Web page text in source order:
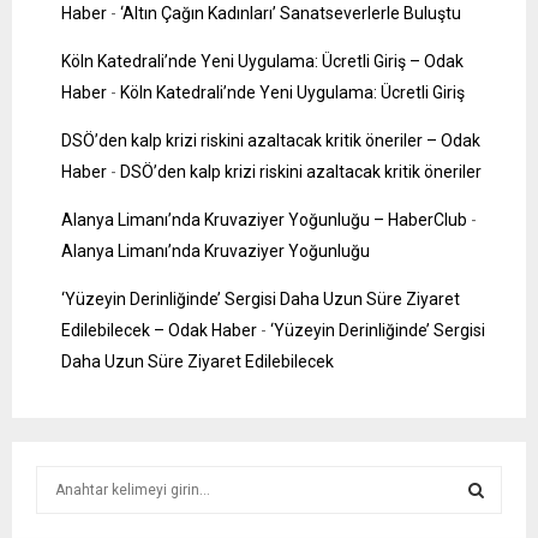
Haber - ‘Altın Çağın Kadınları’ Sanatseverlerle Buluştu
Köln Katedrali’nde Yeni Uygulama: Ücretli Giriş – Odak
Haber - Köln Katedrali’nde Yeni Uygulama: Ücretli Giriş
DSÖ’den kalp krizi riskini azaltacak kritik öneriler – Odak
Haber - DSÖ’den kalp krizi riskini azaltacak kritik öneriler
Alanya Limanı’nda Kruvaziyer Yoğunluğu – HaberClub -
Alanya Limanı’nda Kruvaziyer Yoğunluğu
‘Yüzeyin Derinliğinde’ Sergisi Daha Uzun Süre Ziyaret
Edilebilecek – Odak Haber - ‘Yüzeyin Derinliğinde’ Sergisi
Daha Uzun Süre Ziyaret Edilebilecek